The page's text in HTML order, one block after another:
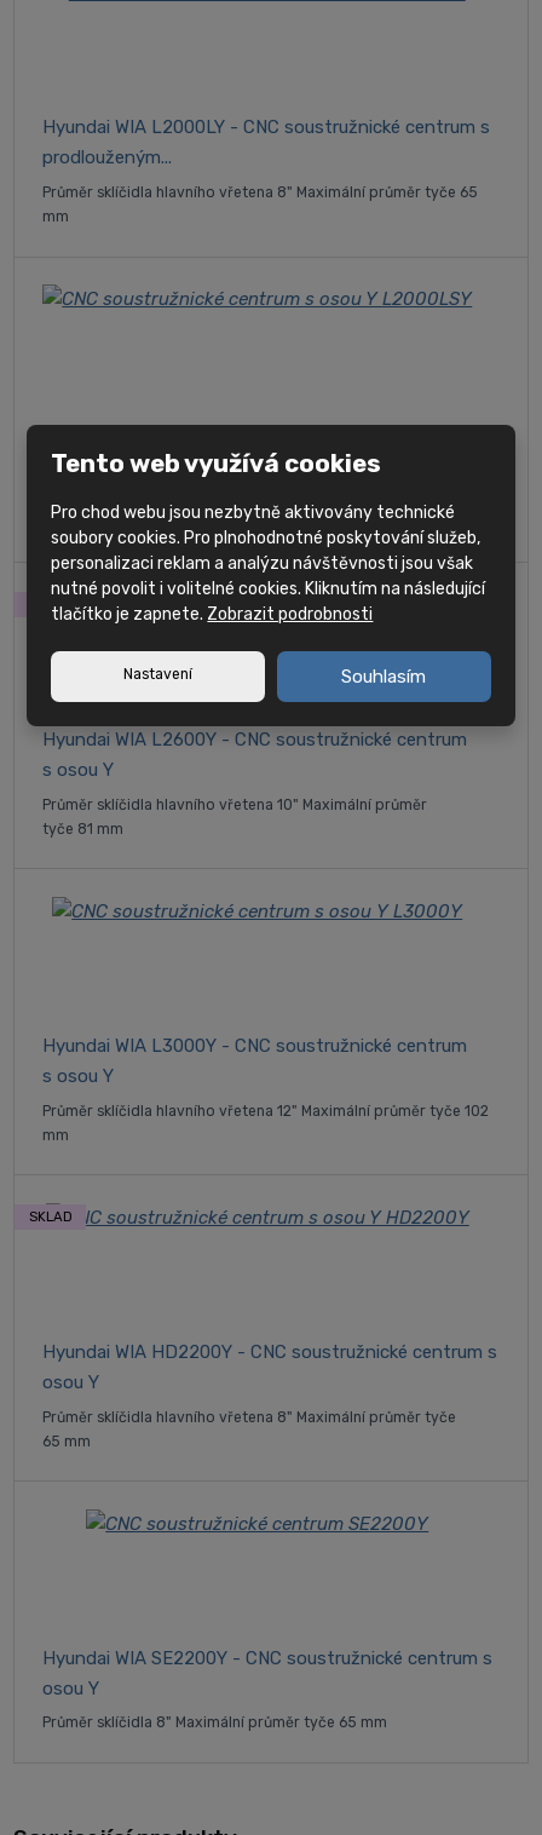
Hyundai WIA L2000LY - CNC soustružnické centrum s
prodlouženým...
Průměr sklíčidla hlavního vřetena 8" Maximální průměr tyče 65
mm
s prodlouženým...
6" Maximální průměr tyče 65 / 51 mm
Hyundai WIA L2600Y - CNC soustružnické centrum
s osou Y
Průměr sklíčidla hlavního vřetena 10" Maximální průměr
tyče 81 mm
SKLAD
Hyundai WIA L3000Y - CNC soustružnické centrum
s osou Y
Průměr sklíčidla hlavního vřetena 12" Maximální průměr tyče 102
mm
Hyundai WIA HD2200Y - CNC soustružnické centrum s
osou Y
Průměr sklíčidla hlavního vřetena 8" Maximální průměr tyče
65 mm
SKLAD
Hyundai WIA SE2200Y - CNC soustružnické centrum s
osou Y
Průměr sklíčidla 8" Maximální průměr tyče 65 mm
Tento web využívá cookies
Pro chod webu jsou nezbytně aktivovány technické
soubory cookies. Pro plnohodnotné poskytování služeb,
personalizaci reklam a analýzu návštěvnosti jsou však
nutné povolit i volitelné cookies. Kliknutím na následující
tlačítko je zapnete. Zobrazit podrobnosti
Nastavení Souhlasím